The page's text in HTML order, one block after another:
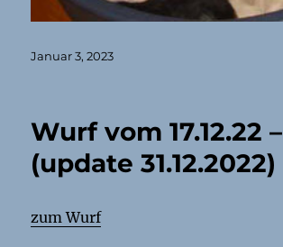
Veröffentlicht
Januar 3, 2023
Wurf vom 17.12.22 –
(update 31.12.2022)
zum Wurf